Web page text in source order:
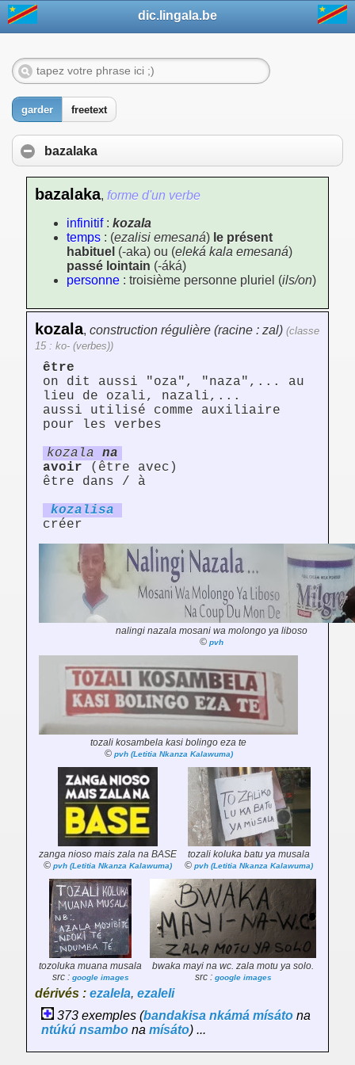
dic.lingala.be
garder freetext
bazalaka
bazalaka, forme d'un verbe
infinitif: kozala
temps : (ezalisi emesaná) le présent
habituel (-aka) ou (eleká kala emesaná)
passé lointain (-áká)
personne : troisième personne pluriel (ils/on)
kozala, construction régulière (racine : zal) (classe
15 : ko- (verbes))
être
on dit aussi "oza", "naza",... au
lieu de ozali, nazali,...
aussi utilisé comme auxiliaire
pour les verbes
kozala na
avoir (être avec)
être dans / à
kozalisa
créer
nalingi nazala mosani wa molongo ya liboso
© pvh
tozali kosambela kasi bolingo eza te
© pvh (Letitia Nkanza Kalawuma)
zanga nioso mais zala na BASE
© pvh (Letitia Nkanza Kalawuma)
tozali koluka batu ya musala
© pvh (Letitia Nkanza Kalawuma)
tozoluka muana musala
src : google images
bwaka mayi na wc. zala motu ya solo.
src : google images
dérivés : ezalela, ezaleli
373 exemples (bandakisa nkámá mísáto na
ntúkú nsambo na mísáto) ...